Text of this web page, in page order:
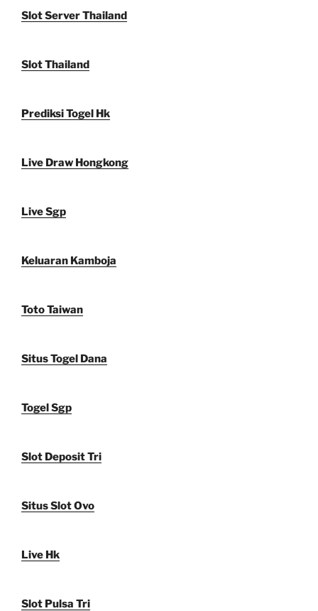
Slot Server Thailand
Slot Thailand
Prediksi Togel Hk
Live Draw Hongkong
Live Sgp
Keluaran Kamboja
Toto Taiwan
Situs Togel Dana
Togel Sgp
Slot Deposit Tri
Situs Slot Ovo
Live Hk
Slot Pulsa Tri